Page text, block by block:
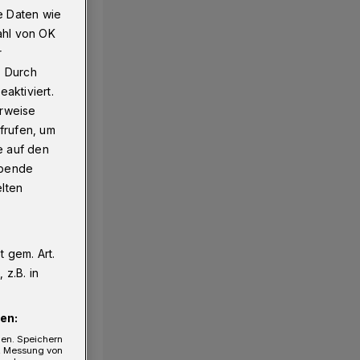
Daten wie
von OK
Durch
um
auf den
gem. Art.
z.B. in
Speichern
von